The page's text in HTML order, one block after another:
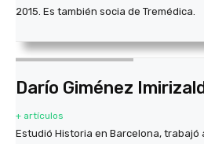
2015. Es también socia de Tremédica.
Darío Giménez
+ artículos
Estudió Historia en Barcelona, trabajó